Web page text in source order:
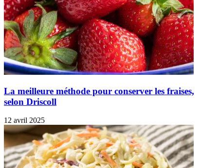
La meilleure méthode pour conserver les fraises,
selon Driscoll
12 avril 2025